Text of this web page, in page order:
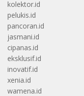
kolektor.id
pelukis.id
pancoran.id
jasmani.id
cipanas.id
eksklusif.id
inovatif.id
xenia.id
wamena.id